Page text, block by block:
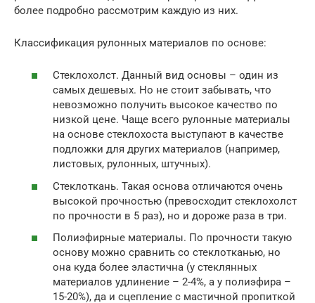
более подробно рассмотрим каждую из них.
Классификация рулонных материалов по основе:
Стеклохолст. Данный вид основы – один из
самых дешевых. Но не стоит забывать, что
невозможно получить высокое качество по
низкой цене. Чаще всего рулонные материалы
на основе стеклохоста выступают в качестве
подложки для других материалов (например,
листовых, рулонных, штучных).
Стеклоткань. Такая основа отличаются очень
высокой прочностью (превосходит стеклохолст
по прочности в 5 раз), но и дороже раза в три.
Полиэфирные материалы. По прочности такую
основу можно сравнить со стеклотканью, но
она куда более эластична (у стеклянных
материалов удлинение – 2-4%, а у полиэфира –
15-20%), да и сцепление с мастичной пропиткой